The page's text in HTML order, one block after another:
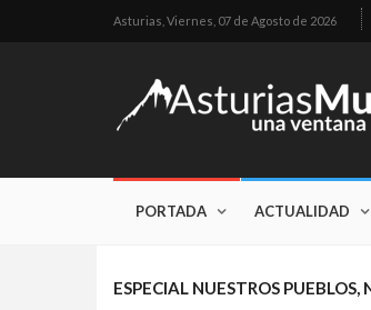
Asturias, Viernes, 07 de Agosto de 2026
PORTADA ACTUALIDAD
ESPECIAL NUESTROS PUEBLOS,